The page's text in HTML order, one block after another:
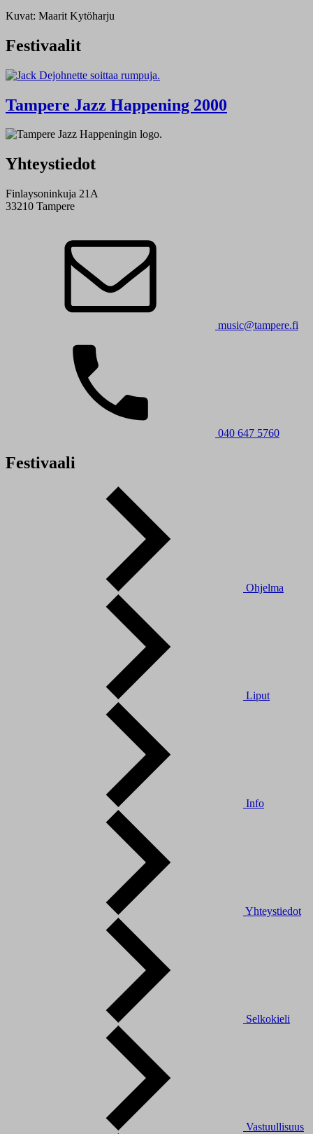
Kuvat: Maarit Kytöharju
Festivaalit
Tampere Jazz Happening 2000
Yhteystiedot
Finlaysoninkuja 21A
33210 Tampere
music@tampere.fi
040 647 5760
Festivaali
Ohjelma
Liput
Info
Yhteystiedot
Selkokieli
Vastuullisuus